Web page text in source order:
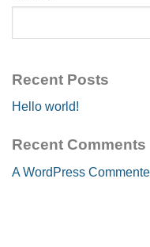
Recent Posts
Hello world!
Recent Comments
A WordPress